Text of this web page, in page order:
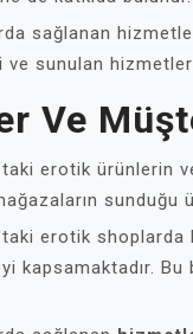
sağlanan
ve sunulan
Ve
erotik ürünlerin
erotik shoplarda
kapsamaktadır. Bu